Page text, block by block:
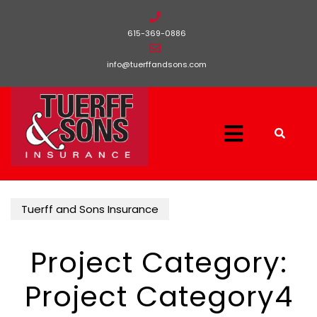
615-369-0886
info@tuerffandsons.com
Tuerff and Sons Insurance
Project Category:
Project Category4